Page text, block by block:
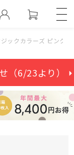
ックカラーズ ピンクシ
（6/23より） ⏵